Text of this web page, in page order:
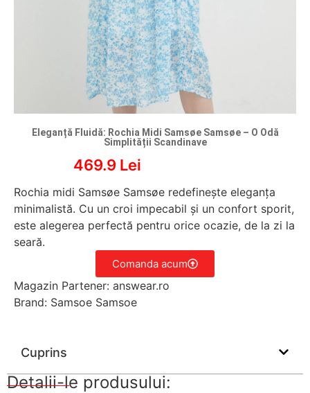
Eleganță Fluidă: Rochia Midi Samsøe Samsøe – O Odă
Simplității Scandinave
469.9 Lei
Rochia midi Samsøe Samsøe redefinește eleganța
minimalistă. Cu un croi impecabil și un confort sporit,
este alegerea perfectă pentru orice ocazie, de la zi la
seară.
Comanda acum
Magazin Partener: answear.ro
Brand: Samsoe Samsoe
Cuprins
Detalii-le produsului: